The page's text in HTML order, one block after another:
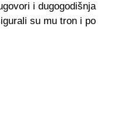
i dugogodišnja
su mu tron i po